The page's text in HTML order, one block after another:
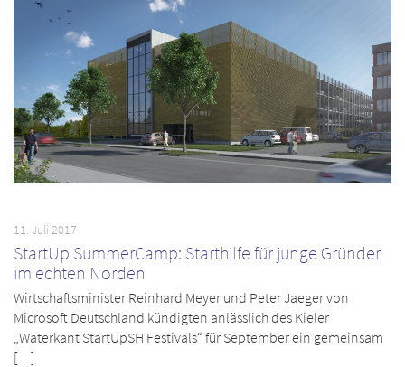
11. Juli 2017
StartUp SummerCamp: Starthilfe für junge Gründer
im echten Norden
Wirtschaftsminister Reinhard Meyer und Peter Jaeger von
Microsoft Deutschland kündigten anlässlich des Kieler
„Waterkant StartUpSH Festivals“ für September ein gemeinsam
[…]